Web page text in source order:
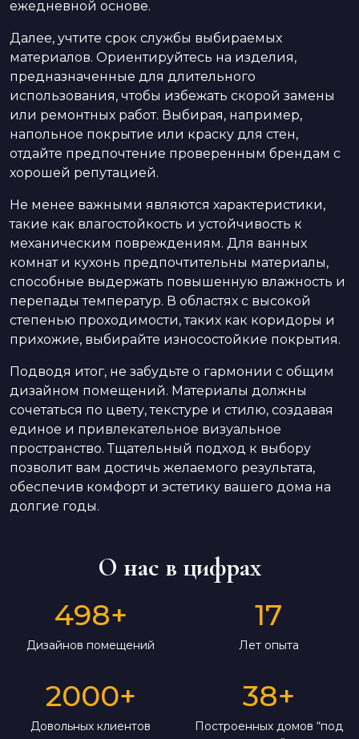
ежедневной основе.
Далее, учтите срок службы выбираемых
материалов. Ориентируйтесь на изделия,
предназначенные для длительного
использования, чтобы избежать скорой замены
или ремонтных работ. Выбирая, например,
напольное покрытие или краску для стен,
отдайте предпочтение проверенным брендам с
хорошей репутацией.
Не менее важными являются характеристики,
такие как влагостойкость и устойчивость к
механическим повреждениям. Для ванных
комнат и кухонь предпочтительны материалы,
способные выдержать повышенную влажность и
перепады температур. В областях с высокой
степенью проходимости, таких как коридоры и
прихожие, выбирайте износостойкие покрытия.
Подводя итог, не забудьте о гармонии с общим
дизайном помещений. Материалы должны
сочетаться по цвету, текстуре и стилю, создавая
единое и привлекательное визуальное
пространство. Тщательный подход к выбору
позволит вам достичь желаемого результата,
обеспечив комфорт и эстетику вашего дома на
долгие годы.
О нас в цифрах
498+
Дизайнов помещений
17
Лет опыта
2000+
Довольных клиентов
38+
Построенных домов “под